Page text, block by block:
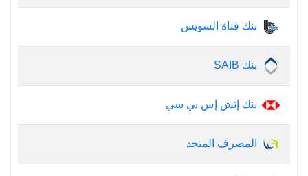
بنك قناة السويس
بنك SAIB
بنك إتش إس بي سي
المصرف المتحد